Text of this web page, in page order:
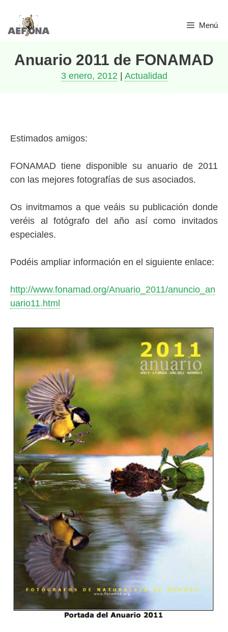
Saltar
Menú
Anuario 2011 de FONAMAD
3 enero, 2012| Actualidad
Estimados amigos:
FONAMAD tiene disponible su anuario de 2011
con las mejores fotografías de sus asociados.
Os invitmamos a que veáis su publicación donde
veréis al fotógrafo del año así como invitados
especiales.
Podéis ampliar información en el siguiente enlace:
http://www.fonamad.org/Anuario_2011/anuncio_an
uario11.html